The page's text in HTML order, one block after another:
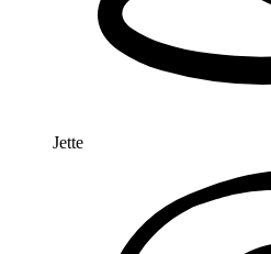
Jette